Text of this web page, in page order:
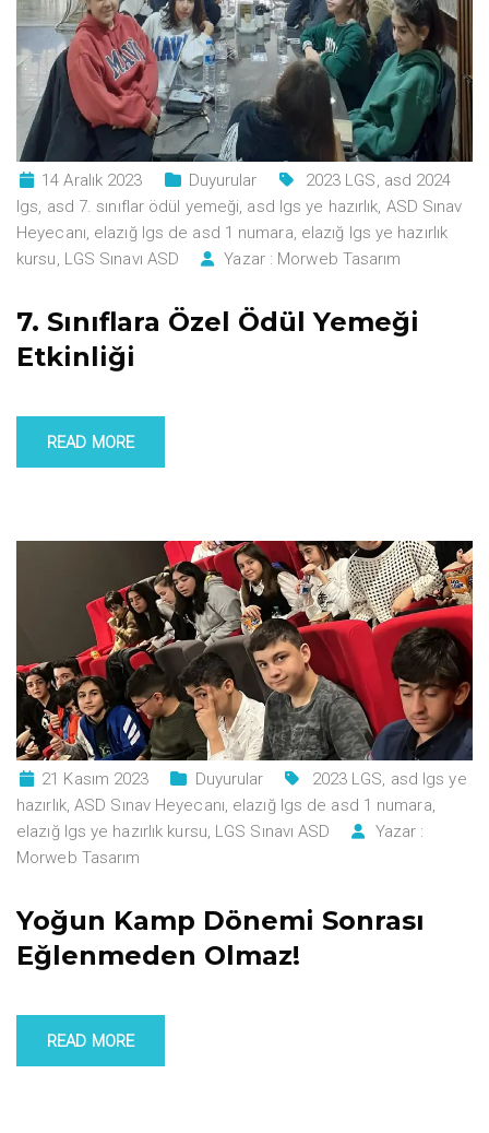
14 Aralık 2023 Duyurular 2023 LGS, asd 2024
lgs, asd 7. sınıflar ödül yemeği, asd lgs ye hazırlık, ASD Sınav
Heyecanı, elazığ lgs de asd 1 numara, elazığ lgs ye hazırlık
kursu, LGS Sınavı ASD Yazar : Morweb Tasarım
7. Sınıflara Özel Ödül Yemeği
Etkinliği
READ MORE
21 Kasım 2023 Duyurular 2023 LGS, asd lgs ye
hazırlık,ASD Sınav Heyecanı, elazığ lgs de asd 1 numara,
elazığ lgs ye hazırlık kursu, LGS Sınavı ASD
Yazar :
Morweb Tasarım
Yoğun Kamp Dönemi Sonrası
Eğlenmeden Olmaz!
READ MORE